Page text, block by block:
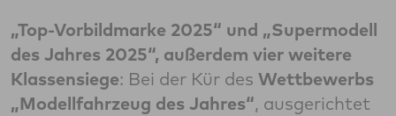
„Top-Vorbildmarke 2025“ und „Supermodell
des Jahres 2025“, außerdem vier weitere
Klassensiege: Bei der Kür des Wettbewerbs
„Modellfahrzeug des Jahres“, ausgerichtet